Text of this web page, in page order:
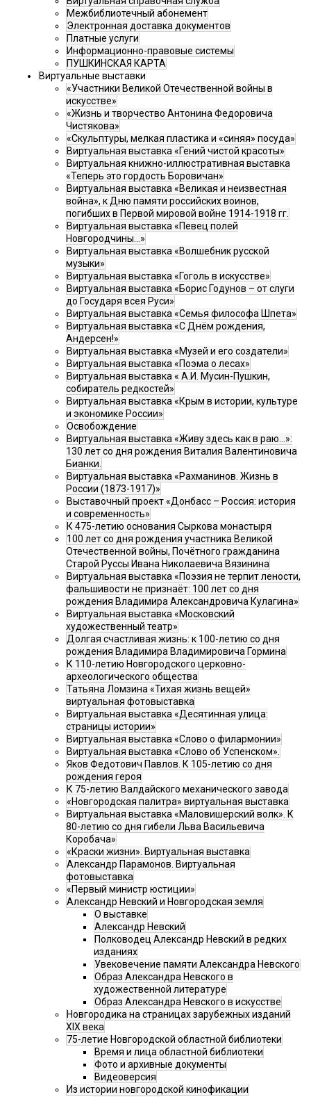
Межбиблиотечный абонемент
Электронная доставка документов
Платные услуги
Информационно-правовые системы
ПУШКИНСКАЯ КАРТА
Виртуальные выставки
«Участники Великой Отечественной войны в
искусстве»
«Жизнь и творчество Антонина Федоровича
Чистякова»
«Скульптуры, мелкая пластика и «синяя» посуда»
Виртуальная выставка «Гений чистой красоты»
Виртуальная книжно-иллюстративная выставка
«Теперь это гордость Боровичан»
Виртуальная выставка «Великая и неизвестная
война», к Дню памяти российских воинов,
погибших в Первой мировой войне 1914-1918 гг.
Виртуальная выставка «Певец полей
Новгородчины…»
Виртуальная выставка «Волшебник русской
музыки»
Виртуальная выставка «Гоголь в искусстве»
Виртуальная выставка «Борис Годунов – от слуги
до Государя всея Руси»
Виртуальная выставка «Семья философа Шпета»
Виртуальная выставка «С Днём рождения,
Андерсен!»
Виртуальная выставка «Музей и его создатели»
Виртуальная выставка «Поэма о лесах»
Виртуальная выставка « А.И. Мусин-Пушкин,
собиратель редкостей»
Виртуальная выставка «Крым в истории, культуре
и экономике России»
Освобождение
Виртуальная выставка «Живу здесь как в раю…»:
130 лет со дня рождения Виталия Валентиновича
Бианки.
Виртуальная выставка «Рахманинов. Жизнь в
России (1873-1917)»
Выставочный проект «Донбасс – Россия: история
и современность»
К 475-летию основания Сыркова монастыря
100 лет со дня рождения участника Великой
Отечественной войны, Почётного гражданина
Старой Руссы Ивана Николаевича Вязинина
Виртуальная выставка «Поэзия не терпит лености,
фальшивости не признаёт: 100 лет со дня
рождения Владимира Александровича Кулагина»
Виртуальная выставка «Московский
художественный театр»
Долгая счастливая жизнь: к 100-летию со дня
рождения Владимира Владимировича Гормина
К 110-летию Новгородского церковно-
археологического общества
Татьяна Ломзина «Тихая жизнь вещей»
виртуальная фотовыставка
Виртуальная выставка «Десятинная улица:
страницы истории»
Виртуальная выставка «Слово о филармонии»
Виртуальная выставка «Слово об Успенском».
Яков Федотович Павлов. К 105-летию со дня
рождения героя
К 75-летию Валдайского механического завода
«Новгородская палитра» виртуальная выставка
Виртуальная выставка «Маловишерский волк». К
80-летию со дня гибели Льва Васильевича
Коробача»
«Краски жизни». Виртуальная выставка
Александр Парамонов. Виртуальная
фотовыставка
«Первый министр юстиции»
Александр Невский и Новгородская земля
О выставке
Александр Невский
Полководец Александр Невский в редких
изданиях
Увековечение памяти Александра Невского
Образ Александра Невского в
художественной литературе
Образ Александра Невского в искусстве
Новгородика на страницах зарубежных изданий
XIX века
75-летие Новгородской областной библиотеки
Время и лица областной библиотеки
Фото и архивные документы
Видеоверсия
Из истории новгородской кинофикации